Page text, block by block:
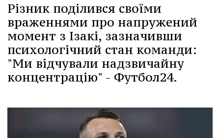
Різник поділився своїми
враженнями про напружений
момент з Ізакі, зазначивши
психологічний стан команди:
"Ми відчували надзвичайну
концентрацію" - Футбол24.